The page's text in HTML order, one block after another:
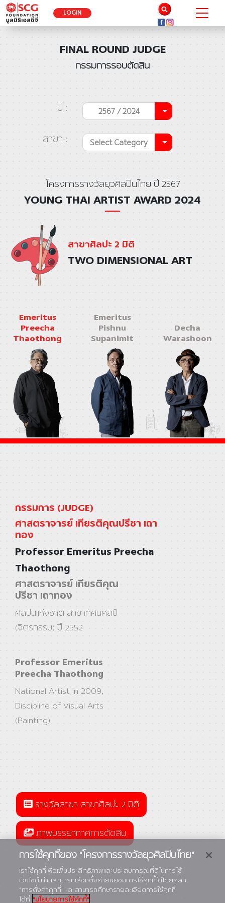
LOGIN
FINAL ROUND JUDGE
กรรมการรอบตัดสิน
ปี : 2567 / 2024
สาขา : Select Category
โครงการรางวัลยุวศิลปินไทย ปี 2567
YOUNG THAI ARTIST AWARD 2024
สาขาศิลปะ 2 มิติ
TWO DIMENSIONAL ART
Emeritus
Preecha
Thaothong
Emeritus
Pishnu
Supanimit
Decha
Warashoon
กรรมการ (JUDGE)
ศาสตราจารย์ เกียรติคุณปรีชา เถา
ทอง
Professor Emeritus Preecha
Thaothong
ศาสตราจารย์ เกียรติคุณ
ปรีชา เถาทอง
ศิลปินแห่งชาติ สาขาทัศนศิลป์
(จิตรกรรม) ปี 2552
Professor Emeritus
Preecha Thaothong
National Artist in 2009,
Discipline of Visual Arts
(Painting)
รางวัลสาขา สาขาศิลปะ 2 มิติ
ภาพบรรยากาศการตัดสิน
การใช้คุกกี้ของ "โครงการรางวัลยุวศิลปินไทย"
เราใช้คุกกี้เพื่อเพิ่มประสิทธิภาพและประสบการณ์ที่ดีในการใช้
เว็บไซต์ ท่านสามารถเลือกตั้งค่ายินยอมการใช้คุกกี้ได้โดยคลิก
“การตั้งค่าคุกกี้” และสามารถศึกษารายละเอียดการใช้คุกกี้
ได้ที่ "นโยบายการใช้คุ้กกี้"